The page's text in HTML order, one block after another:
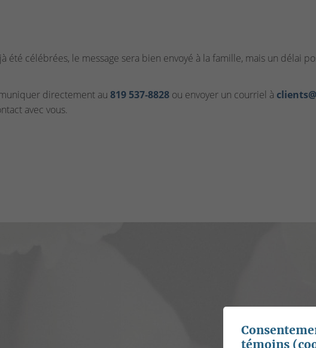
été célébrées, le message sera bien envoyé à la famille, mais un délai
directement au 819 537‑8828ou envoyer un courriel à
avec vous.
témoins